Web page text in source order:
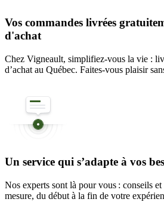
Vos commandes livrées
d'achat
Chez Vigneault, simplifiez-vous la vie :
d’achat au Québec. Faites-vous plaisir
Un service qui s’adapte à vos
Nos experts sont là pour vous : conseils
mesure, du début à la fin de votre